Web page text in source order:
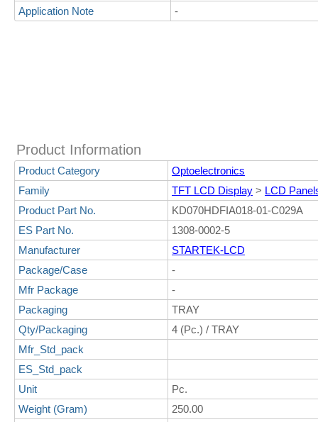
Application Note
-
Product Information
Product Category
Optoelectronics
Family
TFT LCD Display > LCD
Product Part No.
KD070HDFIA018-01-C029A
ES Part No.
1308-0002-5
Manufacturer
STARTEK-LCD
Package/Case
-
Mfr Package
-
Packaging
TRAY
Qty/Packaging
4 (Pc.) / TRAY
Mfr_Std_pack
ES_Std_pack
Unit
Pc.
Weight (Gram)
250.00